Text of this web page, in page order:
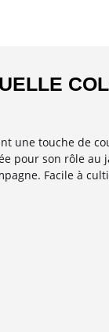
une touche de
pour son rôle au
Facile à